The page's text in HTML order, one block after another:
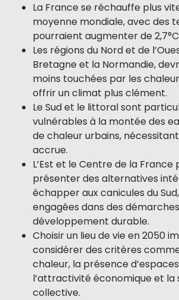
La France se réchauffe plus
moyenne mondiale, avec des
pourraient augmenter de 2,7°C
Les régions du Nord et de
Bretagne et la Normandie,
moins touchées par les
offrir un climat plus clément.
Le Sud et le littoral sont
vulnérables à la montée des
de chaleur urbains,
accrue.
L’Est et le Centre de la
présenter des alternatives
échapper aux canicules du
engagées dans des
développement durable.
Choisir un lieu de vie en 2050
considérer des critères
chaleur, la présence
l’attractivité économique et la
collective.